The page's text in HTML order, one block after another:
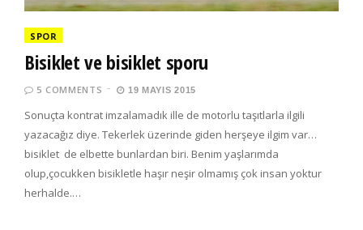
SPOR
Bisiklet ve bisiklet sporu
5 COMMENTS 19 MAYIS 2015
Sonuçta kontrat imzalamadık ille de motorlu taşıtlarla ilgili
yazacağız diye. Tekerlek üzerinde giden herşeye ilgim var…
bisiklet de elbette bunlardan biri. Benim yaşlarımda
olup,çocukken bisikletle haşır neşir olmamış çok insan yoktur
herhalde.…